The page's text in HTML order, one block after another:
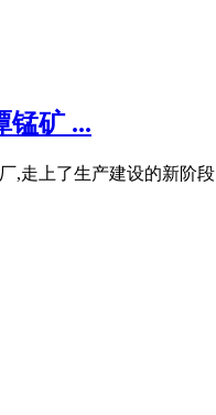
锰矿 ...
走上了生产建设的新阶